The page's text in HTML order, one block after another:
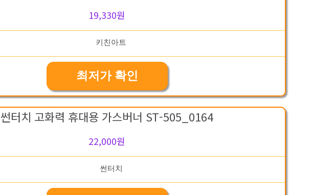
19,330원
최저가 확인
썬터치 고화력 휴대용 가스버너 ST-505_0164
22,000원